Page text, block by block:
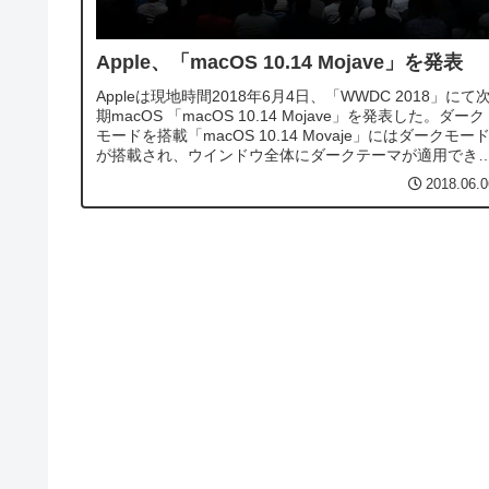
Apple、「macOS 10.14 Mojave」を発表
Appleは現地時間2018年6月4日、「WWDC 2018」にて次
期macOS 「macOS 10.14 Mojave」を発表した。ダーク
モードを搭載「macOS 10.14 Movaje」にはダークモード
が搭載され、ウインドウ全体にダークテーマが適用できる
ようになる。個人的にはずっとダークモード...